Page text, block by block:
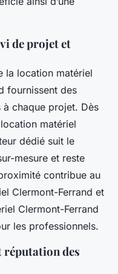
de projet et
la location matériel
fournissent des
chaque projet. Dès
matériel
dédié suit le
mesure et reste
contribue au
Clermont-Ferrand et
Clermont-Ferrand
les professionnels.
réputation des